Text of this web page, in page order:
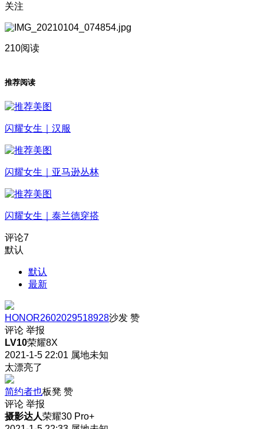
关注
210阅读
推荐阅读
闪耀女生｜汉服
闪耀女生｜亚马逊丛林
闪耀女生｜泰兰德穿搭
评论7
默认
默认
最新
HONOR2602029518928沙发 赞
评论 举报
LV10荣耀8X
2021-1-5 22:01 属地未知
太漂亮了
简约者也板凳 赞
评论 举报
摄影达人荣耀30 Pro+